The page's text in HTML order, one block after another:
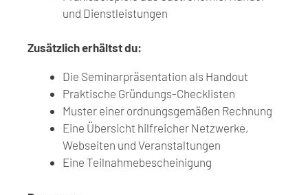
und Dienstleistungen
Zusätzlich erhältst du:
Die Seminarpräsentation als Handout
Praktische Gründungs-Checklisten
Muster einer ordnungsgemäßen Rechnung
Eine Übersicht hilfreicher Netzwerke,
Webseiten und Veranstaltungen
Eine Teilnahmebescheinigung